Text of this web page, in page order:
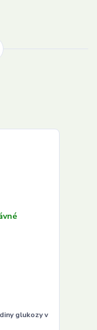
glukozy v